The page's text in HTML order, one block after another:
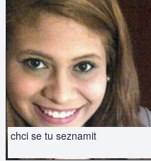
chci se tu seznamit
ZOBRAZIT INZERÁT